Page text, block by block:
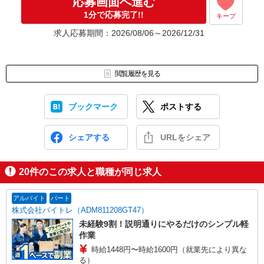
1分で応募完了!! キープ
求人応募期間：2026/08/06～2026/12/31
閲覧履歴を見る
ブックマーク ポストする
シェアする URLをシェア
20件のこの求人と職種が同じ求人
アルバイト パート
株式会社バイトレ（ADM811208GT47）
未経験9割！説明通りにやるだけのシンプル軽
作業
時給1448円〜時給1600円（就業先により異な
る）